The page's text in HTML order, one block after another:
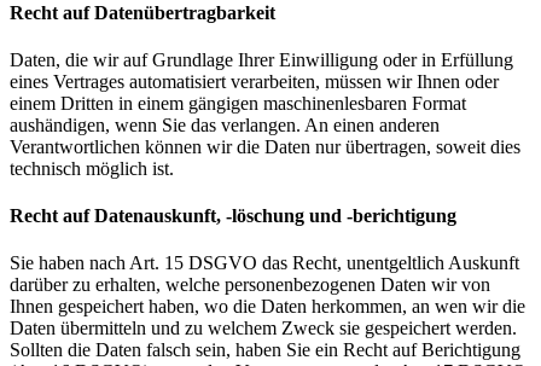
Recht auf Datenübertragbarkeit
Daten, die wir auf Grundlage Ihrer Einwilligung oder in Erfüllung
eines Vertrages automatisiert verarbeiten, müssen wir Ihnen oder
einem Dritten in einem gängigen maschinenlesbaren Format
aushändigen, wenn Sie das verlangen. An einen anderen
Verantwortlichen können wir die Daten nur übertragen, soweit dies
technisch möglich ist.
Recht auf Datenauskunft, -löschung und -berichtigung
Sie haben nach Art. 15 DSGVO das Recht, unentgeltlich Auskunft
darüber zu erhalten, welche personenbezogenen Daten wir von
Ihnen gespeichert haben, wo die Daten herkommen, an wen wir die
Daten übermitteln und zu welchem Zweck sie gespeichert werden.
Sollten die Daten falsch sein, haben Sie ein Recht auf Berichtigung